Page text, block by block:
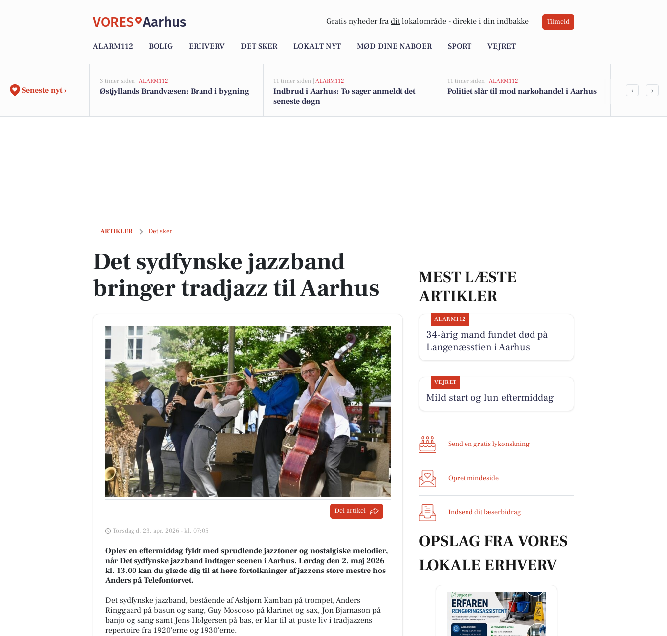
VORES Aarhus Gratis nyheder fra dit lokalområde - direkte i din indbakke Tilmeld
ALARM112 BOLIG ERHVERV DET SKER LOKALT NYT MØD DINE NABOER SPORT VEJRET
Seneste nyt ›
3 timer siden | ALARM112
Østjyllands Brandvæsen: Brand i bygning
11 timer siden | ALARM112
Indbrud i Aarhus: To sager anmeldt det
seneste døgn
11 timer siden | ALARM112
Politiet slår til mod narkohandel i Aarhus
36-årig
‹ ›
ARTIKLER Det sker
Det sydfynske jazzband bringer tradjazz til Aarhus
Det sydfynske jazzband
bringer tradjazz til Aarhus
Del artikel
Torsdag d. 23. apr. 2026 - kl. 07:05
Oplev en eftermiddag fyldt med sprudlende jazztoner og nostalgiske melodier,
når Det sydfynske jazzband indtager scenen i Aarhus. Lørdag den 2. maj 2026
kl. 13.00 kan du glæde dig til at høre fortolkninger af jazzens store mestre hos
Anders på Telefontorvet.
Det sydfynske jazzband, bestående af Asbjørn Kamban på trompet, Anders
Ringgaard på basun og sang, Guy Moscoso på klarinet og sax, Jon Bjarnason på
banjo og sang samt Jens Holgersen på bas, er klar til at puste liv i tradjazzens
repertoire fra 1920'erne og 1930'erne.
MEST LÆSTE
ARTIKLER
ALARM112
34-årig mand fundet død på
Langenæsstien i Aarhus
VEJRET
Mild start og lun eftermiddag
Send en gratis lykønskning
Opret mindeside
Indsend dit læserbidrag
OPSLAG FRA VORES
LOKALE ERHVERV